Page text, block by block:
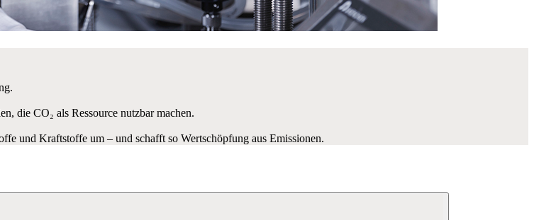
die CO₂ als Ressource nutzbar machen.
und Kraftstoffe um – und schafft so Wertschöpfung aus Emissionen.